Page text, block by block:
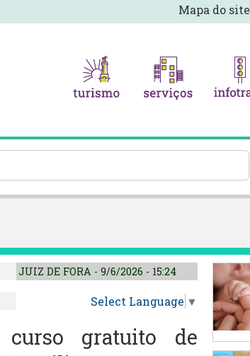
Mapa do site
JUIZ DE FORA - 9/6/2026 - 15:24
Select Language ▼
gratuito de